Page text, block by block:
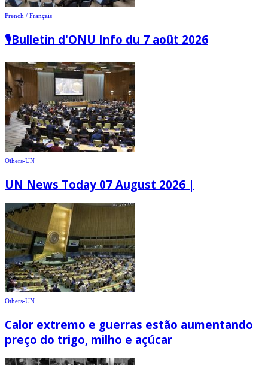
French / Français
🎙️Bulletin d'ONU Info du 7 août 2026
Others-UN
UN News Today 07 August 2026 |
Others-UN
Calor extremo e guerras estão aumentando
preço do trigo, milho e açúcar